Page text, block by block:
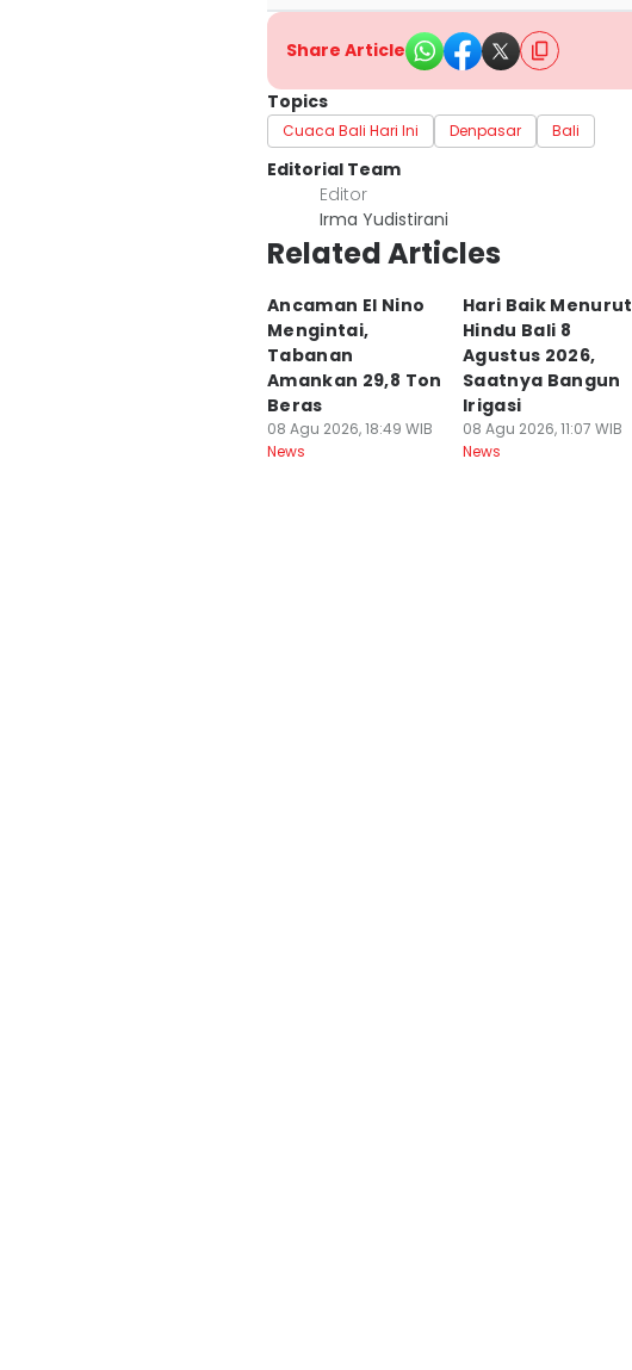
Share Article
Topics
Cuaca Bali Hari Ini Denpasar Bali
Editorial Team
Editor
Irma Yudistirani
Related Articles
Ancaman El Nino
Mengintai,
Tabanan
Amankan 29,8 Ton
Beras
08 Agu 2026, 18:49 WIB
News
Hari Baik Menurut
Hindu Bali 8
Agustus 2026,
Saatnya Bangun
Irigasi
08 Agu 2026, 11:07 WIB
News